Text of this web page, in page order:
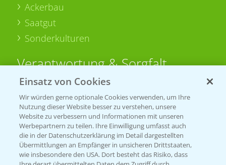
Ackerbau
Saatgut
Sonderkulturen
Verantwortung & Sorgfalt
PAMIRA - Packmittelrücknahme
Sammelstellen und Termine
PRE - Chemikalien sicher entsorgen
Sammelstellen und Termine
Einsatz von Cookies
Wir würden gerne optionale Cookies verwenden, um Ihre
Nutzung dieser Website besser zu verstehen, unsere
Website zu verbessern und Informationen mit unseren
Werbepartnern zu teilen. Ihre Einwilligung umfasst auch
die in der Datenschutzerklärung im Detail dargestellten
Übermittlungen an Empfänger in unsicheren Drittstaaten,
wie insbesondere den USA. Dort besteht das Risiko, dass